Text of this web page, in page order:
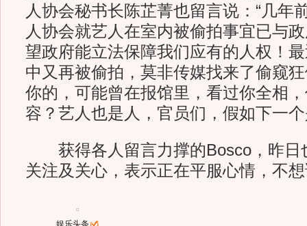
人协会秘书长陈芷菁也留言说：“几年
人协会就艺人在室内被偷拍事宜已与
望政府能立法保障我们应有的人权！
中又再被偷拍，莫非传媒找来了偷窥
你的，可能曾在报馆里，看过你全相
容？艺人也是人，官员们，假如下一
获得各人留言力撑的Bosco，昨日
关注及关心，表示正在平服心情，不
娱乐头条